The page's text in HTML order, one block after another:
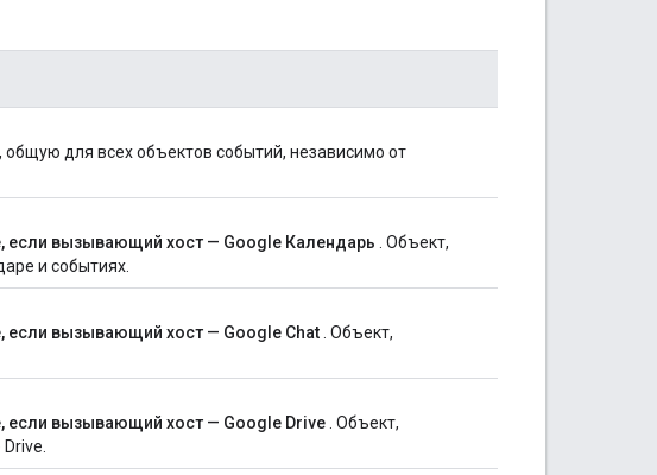
для всех объектов событий, независимо от
если вызывающий хост — Google Календарь . Объект,
и событиях.
если вызывающий хост — Google Chat . Объект,
если вызывающий хост — Google Drive . Объект,